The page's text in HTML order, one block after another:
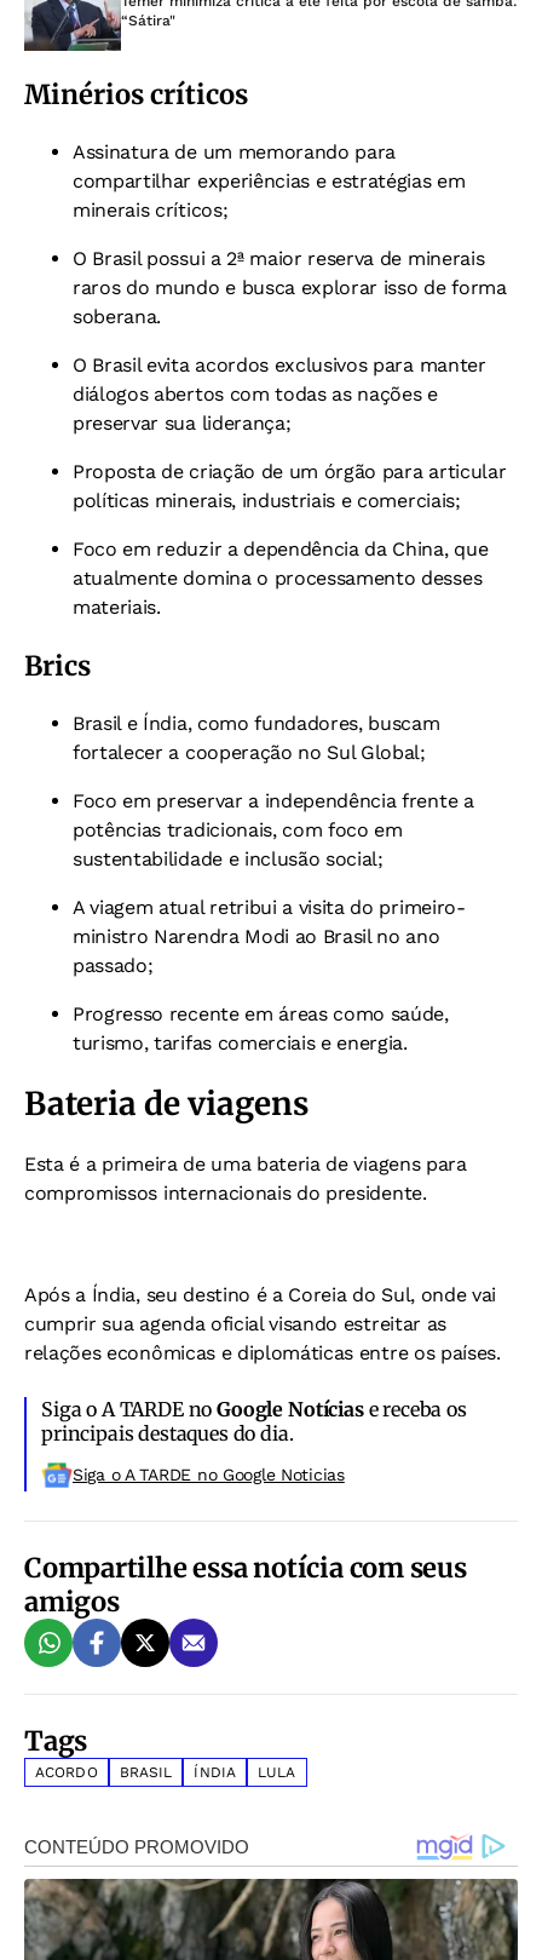
“Sátira"
Minérios críticos
Assinatura de um memorando para
compartilhar experiências e estratégias em
minerais críticos;
O Brasil possui a 2ª maior reserva de minerais
raros do mundo e busca explorar isso de forma
soberana.
O Brasil evita acordos exclusivos para manter
diálogos abertos com todas as nações e
preservar sua liderança;
Proposta de criação de um órgão para articular
políticas minerais, industriais e comerciais;
Foco em reduzir a dependência da China, que
atualmente domina o processamento desses
materiais.
Brics
Brasil e Índia, como fundadores, buscam
fortalecer a cooperação no Sul Global;
Foco em preservar a independência frente a
potências tradicionais, com foco em
sustentabilidade e inclusão social;
A viagem atual retribui a visita do primeiro-
ministro Narendra Modi ao Brasil no ano
passado;
Progresso recente em áreas como saúde,
turismo, tarifas comerciais e energia.
Bateria de viagens
Esta é a primeira de uma bateria de viagens para
compromissos internacionais do presidente.
Após a Índia, seu destino é a Coreia do Sul, onde vai
cumprir sua agenda oficial visando estreitar as
relações econômicas e diplomáticas entre os países.
Siga o A TARDE noGoogle Notíciase receba os
principais destaques do dia.
Siga o A TARDE no Google Noticias
Compartilhe essa notícia com seus
amigos
Tags
ACORDO BRASIL ÍNDIA LULA